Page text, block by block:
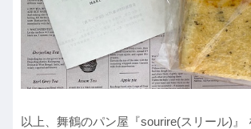
以上、舞鶴のパン屋『sourire(スリール)』